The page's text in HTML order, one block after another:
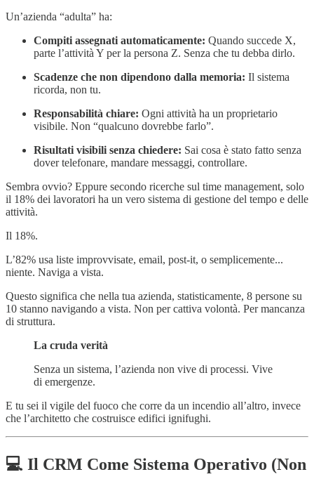
Un’azienda “adulta” ha:
Compiti assegnati automaticamente: Quando succede X,
parte l’attività Y per la persona Z. Senza che tu debba dirlo.
Scadenze che non dipendono dalla memoria: Il sistema
ricorda, non tu.
Responsabilità chiare: Ogni attività ha un proprietario
visibile. Non “qualcuno dovrebbe farlo”.
Risultati visibili senza chiedere: Sai cosa è stato fatto senza
dover telefonare, mandare messaggi, controllare.
Sembra ovvio? Eppure secondo ricerche sul time management, solo
il 18% dei lavoratori ha un vero sistema di gestione del tempo e delle
attività.
Il 18%.
L’82% usa liste improvvisate, email, post-it, o semplicemente...
niente. Naviga a vista.
Questo significa che nella tua azienda, statisticamente, 8 persone su
10 stanno navigando a vista. Non per cattiva volontà. Per mancanza
di struttura.
La cruda verità
Senza un sistema, l’azienda non vive di processi. Vive
di emergenze.
E tu sei il vigile del fuoco che corre da un incendio all’altro, invece
che l’architetto che costruisce edifici ignifughi.
💻 Il CRM Come Sistema Operativo (Non